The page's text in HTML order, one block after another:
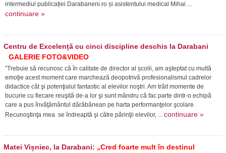
intermediul publicației Darabaneni.ro și asistentului medical Mihai ...
continuare »
Centru de Excelență cu cinci discipline deschis la Darabani
GALERIE FOTO&VIDEO
”Trebuie să recunosc că în calitate de director al școlii, am aşteptat cu multă
emoţie acest moment care marchează deopotrivă profesionalismul cadrelor
didactice cât şi potenţialul fantastic al elevilor noştri. Am trăit momente de
bucurie cu fiecare reuşită de-a lor şi sunt mândru că fac parte dintr-o echipă
care a pus învăţământul dărăbănean pe harta performanţelor şcolare.
Recunoştinţa mea se îndreaptă şi către părinţii elevilor, ... continuare »
Matei Vișniec, la Darabani: „Cred foarte mult în destinul